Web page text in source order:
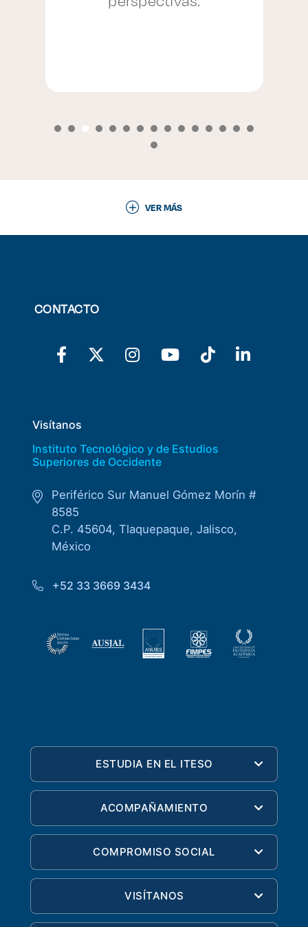
VER MÁS
CONTACTO
Visítanos
Instituto Tecnológico y de Estudios
Superiores de Occidente
Periférico Sur Manuel Gómez Morín #
8585
C.P. 45604, Tlaquepaque, Jalisco,
México
+52 33 3669 3434
ESTUDIA EN EL ITESO
ACOMPAÑAMIENTO
COMPROMISO SOCIAL
VISÍTANOS